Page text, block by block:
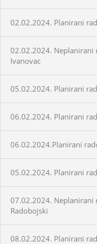
02.02.2024. Planirani
02.02.2024.
Ivanovac
05.02.2024. Planirani
06.02.2024. Planirani
06.02.2024.Planirani
05.02.2024. Planirani
07.02.2024. Neplanirani
Radobojski
08.02.2024. Planirani